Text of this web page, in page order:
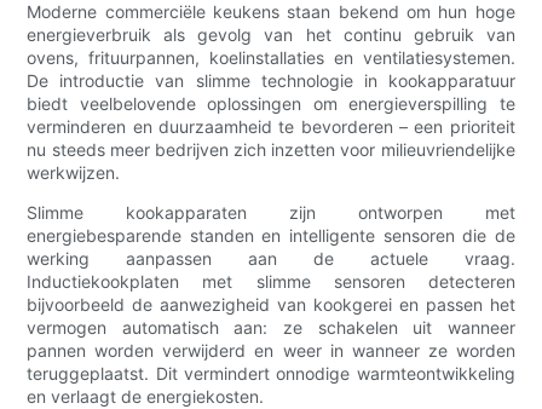
Moderne commerciële keukens staan ​​bekend om hun hoge
energieverbruik als gevolg van het continu gebruik van
ovens, frituurpannen, koelinstallaties en ventilatiesystemen.
De introductie van slimme technologie in kookapparatuur
biedt veelbelovende oplossingen om energieverspilling te
verminderen en duurzaamheid te bevorderen – een prioriteit
nu steeds meer bedrijven zich inzetten voor milieuvriendelijke
werkwijzen.
Slimme kookapparaten zijn ontworpen met
energiebesparende standen en intelligente sensoren die de
werking aanpassen aan de actuele vraag.
Inductiekookplaten met slimme sensoren detecteren
bijvoorbeeld de aanwezigheid van kookgerei en passen het
vermogen automatisch aan: ze schakelen uit wanneer
pannen worden verwijderd en weer in wanneer ze worden
teruggeplaatst. Dit vermindert onnodige warmteontwikkeling
en verlaagt de energiekosten.